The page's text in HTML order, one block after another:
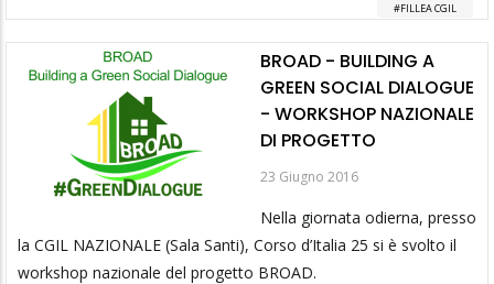
FILLEA CGIL
BROAD - BUILDING A
GREEN SOCIAL DIALOGUE
- WORKSHOP NAZIONALE
DI PROGETTO
23 Giugno 2016
Nella giornata odierna, presso
la CGIL NAZIONALE (Sala Santi), Corso d’Italia 25 si è svolto il
workshop nazionale del progetto BROAD.